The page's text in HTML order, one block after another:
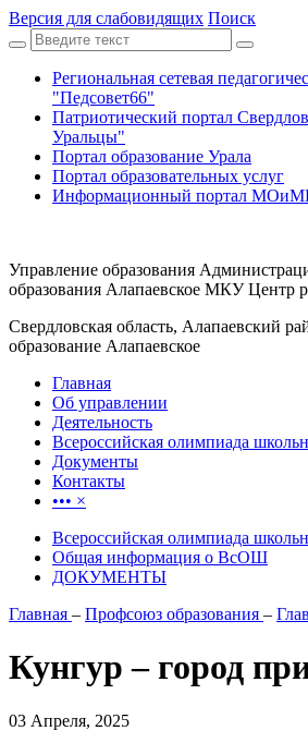
Версия для слабовидящих Поиск
Региональная сетевая
"Педсовет66"
Патриотический портал
Уральцы"
Портал образование Урала
Портал образовательных услуг
Информационный портал
Управление образования
образования Алапаевское МКУ Центр
Свердловская область, Алапаевский
образование Алапаевское
Главная
Об управлении
Деятельность
Всероссийская олимпиада
Документы
Контакты
••• ×
Всероссийская олимпиада
Общая информация о ВсОШ
ДОКУМЕНТЫ
Главная – Профсоюз образования –
Кунгур – город
03 Апреля, 2025